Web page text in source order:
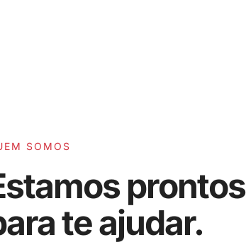
SOMOS
prontos
te ajudar.